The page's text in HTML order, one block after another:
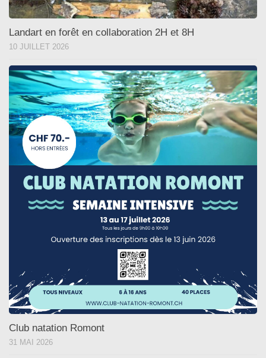
Landart en forêt en collaboration 2H et 8H
10 JUILLET 2026
Club natation Romont
31 MAI 2026